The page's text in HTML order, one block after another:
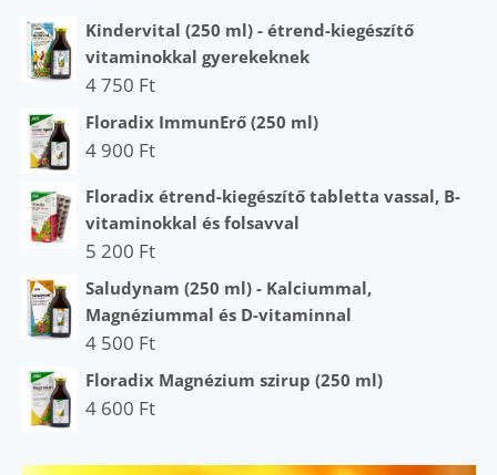
Kindervital (250 ml) - étrend-kiegészítő
vitaminokkal gyerekeknek
4 750 Ft
Floradix ImmunErő (250 ml)
4 900 Ft
Floradix étrend-kiegészítő tabletta vassal, B-
vitaminokkal és folsavval
5 200 Ft
Saludynam (250 ml) - Kalciummal,
Magnéziummal és D-vitaminnal
4 500 Ft
Floradix Magnézium szirup (250 ml)
4 600 Ft